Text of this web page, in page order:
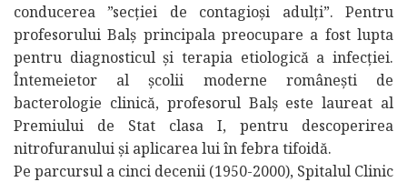
conducerea ”secției de contagioși adulți”. Pentru
profesorului Balș principala preocupare a fost lupta
pentru diagnosticul și terapia etiologică a infecției.
Întemeietor al școlii moderne românești de
bacterologie clinică, profesorul Balș este laureat al
Premiului de Stat clasa I, pentru descoperirea
nitrofuranului și aplicarea lui în febra tifoidă.
Pe parcursul a cinci decenii (1950-2000), Spitalul Clinic